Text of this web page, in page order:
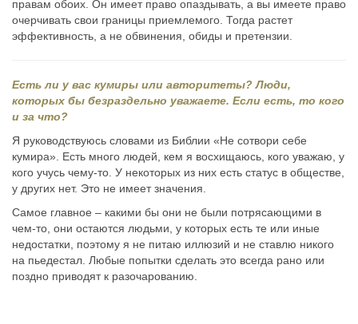
правам обоих. Он имеет право опаздывать, а вы имеете право
очерчивать свои границы приемлемого. Тогда растет
эффективность, а не обвинения, обиды и претензии.
Есть ли у вас кумиры или авторитеты? Люди,
которых бы безраздельно уважаете. Если есть, то кого
и за что?
Я руководствуюсь словами из Библии «Не сотвори себе
кумира». Есть много людей, кем я восхищаюсь, кого уважаю, у
кого учусь чему-то. У некоторых из них есть статус в обществе,
у других нет. Это не имеет значения.
Самое главное – какими бы они не были потрясающими в
чем-то, они остаются людьми, у которых есть те или иные
недостатки, поэтому я не питаю иллюзий и не ставлю никого
на пьедестал. Любые попытки сделать это всегда рано или
поздно приводят к разочарованию.